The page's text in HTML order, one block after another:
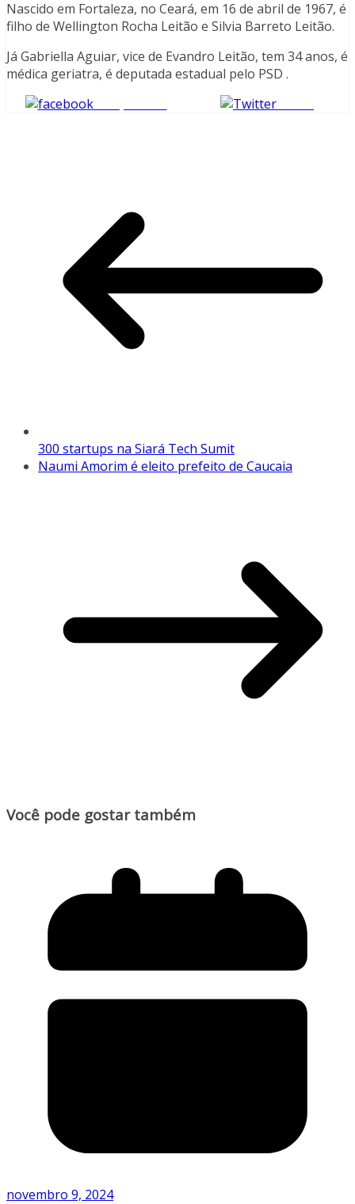
Nascido em Fortaleza, no Ceará, em 16 de abril de 1967, é
filho de Wellington Rocha Leitão e Silvia Barreto Leitão.
Já Gabriella Aguiar, vice de Evandro Leitão, tem 34 anos, é
médica geriatra, é deputada estadual pelo PSD .
Compartilhe
300 startups na Siará Tech Sumit
Naumi Amorim é eleito prefeito de Caucaia
Você pode gostar também
novembro 9, 2024